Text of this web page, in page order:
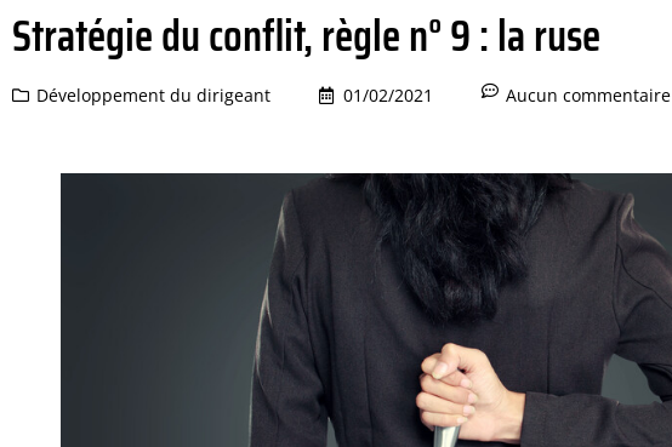
Stratégie du conflit, règle n° 9 : la ruse
Développement du dirigeant 01/02/2021 Aucun commentaire